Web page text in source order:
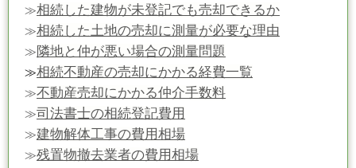
≫相続した建物が未登記でも売却できるか
≫相続した土地の売却に測量が必要な理由
≫ 隣地と仲が悪い場合の測量問題
≫相続不動産の売却にかかる経費一覧
≫不動産売却にかかる仲介手数料
≫司法書士の相続登記費用
≫建物解体工事の費用相場
≫残置物撤去業者の費用相場